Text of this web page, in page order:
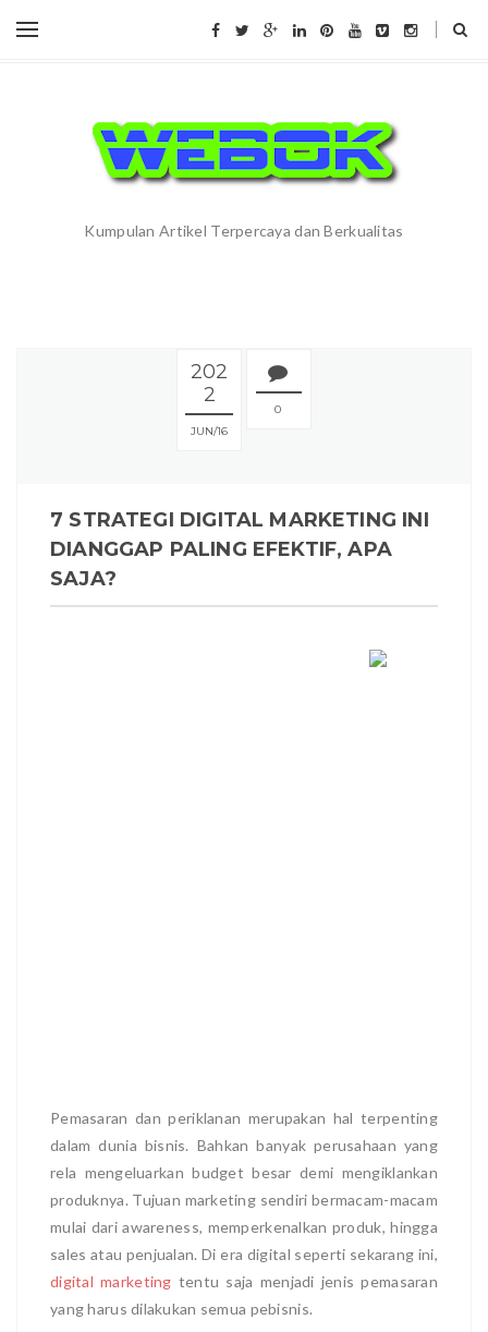
Kumpulan Artikel Terpercaya dan Berkualitas
202
2
JUN 16
0
7 STRATEGI DIGITAL MARKETING INI
DIANGGAP PALING EFEKTIF, APA
SAJA?
Pemasaran dan periklanan merupakan hal terpenting
dalam dunia bisnis. Bahkan banyak perusahaan yang
rela mengeluarkan budget besar demi mengiklankan
produknya. Tujuan marketing sendiri bermacam-macam
mulai dari awareness, memperkenalkan produk, hingga
sales atau penjualan. Di era digital seperti sekarang ini,
digital marketing tentu saja menjadi jenis pemasaran
yang harus dilakukan semua pebisnis.